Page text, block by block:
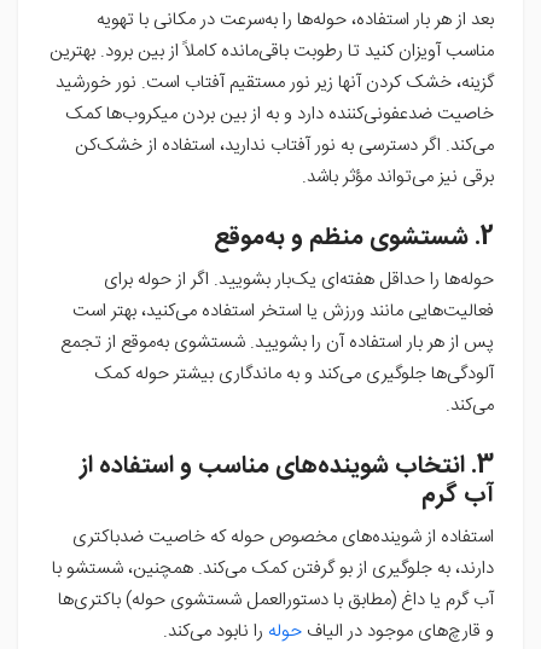
بعد از هر بار استفاده، حوله‌ها را به‌سرعت در مکانی با تهویه
مناسب آویزان کنید تا رطوبت باقی‌مانده کاملاً از بین برود. بهترین
گزینه، خشک کردن آنها زیر نور مستقیم آفتاب است. نور خورشید
خاصیت ضدعفونی‌کننده دارد و به از بین بردن میکروب‌ها کمک
می‌کند. اگر دسترسی به نور آفتاب ندارید، استفاده از خشک‌کن
برقی نیز می‌تواند مؤثر باشد.
2. شستشوی منظم و به‌موقع
حوله‌ها را حداقل هفته‌ای یک‌بار بشویید. اگر از حوله برای
فعالیت‌هایی مانند ورزش یا استخر استفاده می‌کنید، بهتر است
پس از هر بار استفاده آن را بشویید. شستشوی به‌موقع از تجمع
آلودگی‌ها جلوگیری می‌کند و به ماندگاری بیشتر حوله کمک
می‌کند.
3. انتخاب شوینده‌های مناسب و استفاده از
آب گرم
استفاده از شوینده‌های مخصوص حوله که خاصیت ضدباکتری
دارند، به جلوگیری از بو گرفتن کمک می‌کند. همچنین، شستشو با
آب گرم یا داغ (مطابق با دستورالعمل شستشوی حوله) باکتری‌ها
و قارچ‌های موجود در الیاف حوله را نابود می‌کند.